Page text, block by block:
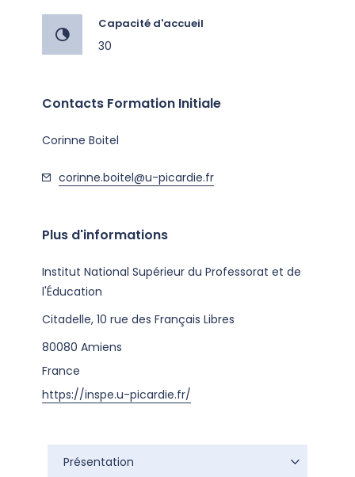
Capacité d'accueil
30
Contacts Formation Initiale
Corinne Boitel
corinne.boitel@u-picardie.fr
Plus d'informations
Institut National Supérieur du Professorat et de
l'Éducation
Citadelle, 10 rue des Français Libres
80080 Amiens
France
https://inspe.u-picardie.fr/
Présentation